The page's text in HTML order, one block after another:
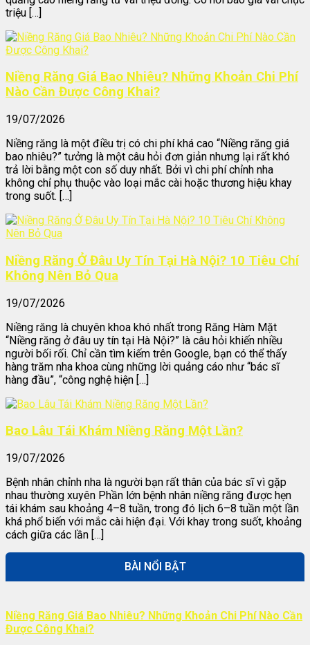
triệu […]
Niềng Răng Giá Bao Nhiêu? Những Khoản Chi Phí
Nào Cần Được Công Khai?
19/07/2026
Niềng răng là một điều trị có chi phí khá cao “Niềng răng giá
bao nhiêu?” tưởng là một câu hỏi đơn giản nhưng lại rất khó
trả lời bằng một con số duy nhất. Bởi vì chi phí chỉnh nha
không chỉ phụ thuộc vào loại mắc cài hoặc thương hiệu khay
trong suốt. […]
Niềng Răng Ở Đâu Uy Tín Tại Hà Nội? 10 Tiêu Chí
Không Nên Bỏ Qua
19/07/2026
Niềng răng là chuyên khoa khó nhất trong Răng Hàm Mặt
“Niềng răng ở đâu uy tín tại Hà Nội?” là câu hỏi khiến nhiều
người bối rối. Chỉ cần tìm kiếm trên Google, bạn có thể thấy
hàng trăm nha khoa cùng những lời quảng cáo như “bác sĩ
hàng đầu”, “công nghệ hiện […]
Bao Lâu Tái Khám Niềng Răng Một Lần?
19/07/2026
Bệnh nhân chỉnh nha là người bạn rất thân của bác sĩ vì gặp
nhau thường xuyên Phần lớn bệnh nhân niềng răng được hẹn
tái khám sau khoảng 4–8 tuần, trong đó lịch 6–8 tuần một lần
khá phổ biến với mắc cài hiện đại. Với khay trong suốt, khoảng
cách giữa các lần […]
BÀI NỔI BẬT
Niềng Răng Giá Bao Nhiêu? Những Khoản Chi Phí Nào Cần
Được Công Khai?